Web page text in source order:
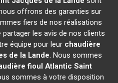
offrons des garanties sur
fiers de nos réalisations
les avis de nos clients
équipe pour leur chaudière
de la Lande. Nous sommes
fioul Atlantic Saint
sommes à votre disposition